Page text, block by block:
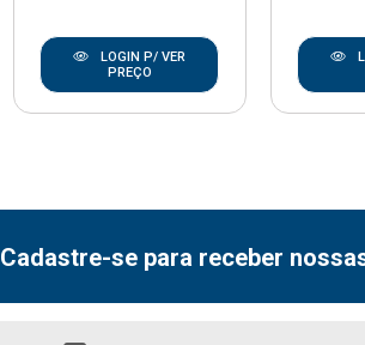
LOGIN P/ VER
PREÇO
Cadastre-se para receber